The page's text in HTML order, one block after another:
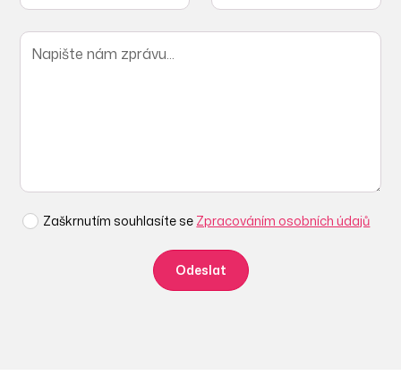
Zaškrnutím souhlasíte se Zpracováním osobních údajů